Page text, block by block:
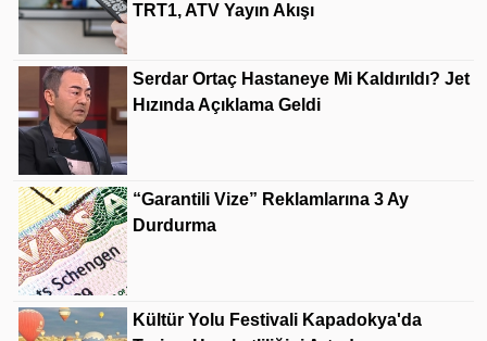
TRT1, ATV Yayın Akışı
Serdar Ortaç Hastaneye Mi Kaldırıldı? Jet
Hızında Açıklama Geldi
“Garantili Vize” Reklamlarına 3 Ay
Durdurma
Kültür Yolu Festivali Kapadokya'da